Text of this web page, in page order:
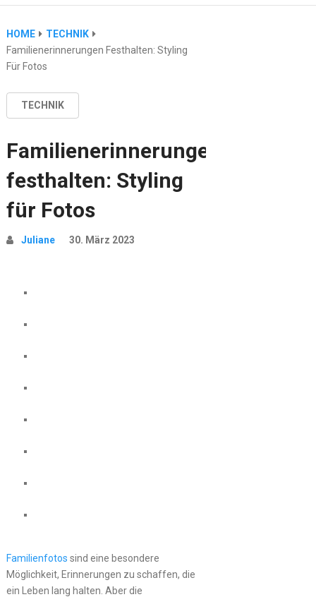
HOME
TECHNIK
Familienerinnerungen Festhalten: Styling
Für Fotos
TECHNIK
Familienerinnerungen
festhalten: Styling
für Fotos
Juliane 30. März 2023
Familienfotos sind eine besondere
Möglichkeit, Erinnerungen zu schaffen, die
ein Leben lang halten. Aber die